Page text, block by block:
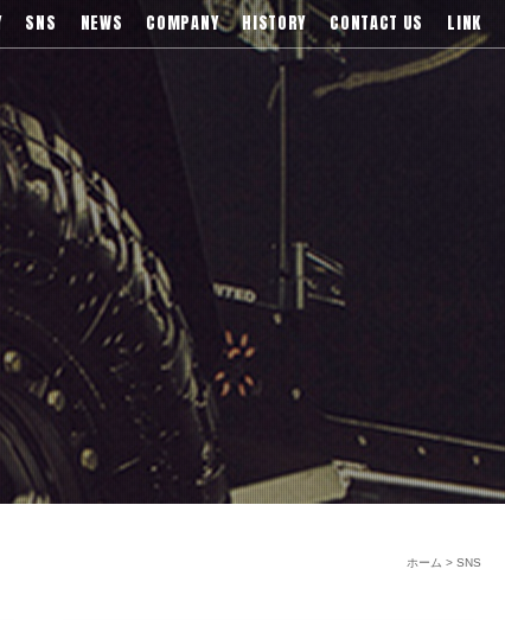
ルミホイールの販売、輸入総代理店
SNS NEWS COMPANY HISTORY CONTACT US LINK
SNS
ホーム >